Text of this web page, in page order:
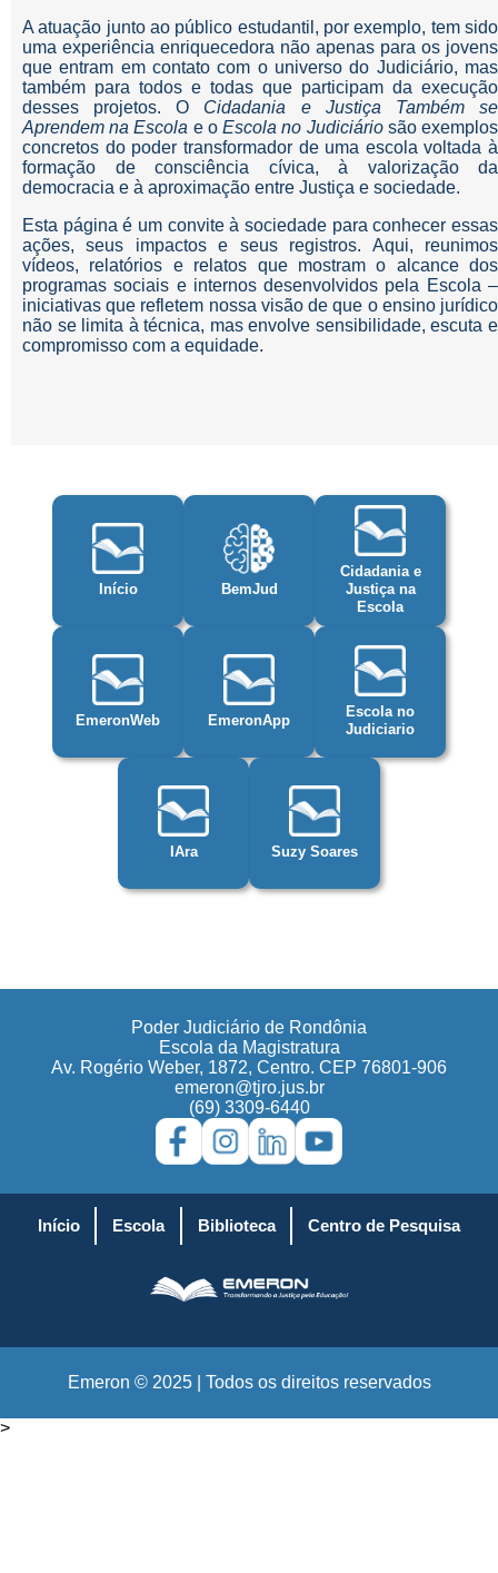
A atuação junto ao público estudantil, por exemplo, tem sido
uma experiência enriquecedora não apenas para os jovens
que entram em contato com o universo do Judiciário, mas
também para todos e todas que participam da execução
desses projetos. O Cidadania e Justiça Também se
Aprendem na Escola e oEscola no Judiciáriosão exemplos
concretos do poder transformador de uma escola voltada à
formação de consciência cívica, à valorização da
democracia e à aproximação entre Justiça e sociedade.
Esta página é um convite à sociedade para conhecer essas
ações, seus impactos e seus registros. Aqui, reunimos
vídeos, relatórios e relatos que mostram o alcance dos
programas sociais e internos desenvolvidos pela Escola –
iniciativas que refletem nossa visão de que o ensino jurídico
não se limita à técnica, mas envolve sensibilidade, escuta e
compromisso com a equidade.
Início BemJud
Cidadania e
Justiça na
Escola
EmeronWeb EmeronApp
Escola no
Judiciario
IAra Suzy Soares
Poder Judiciário de Rondônia
Escola da Magistratura
Av. Rogério Weber, 1872, Centro. CEP 76801-906
emeron@tjro.jus.br
(69) 3309-6440
Início Escola Biblioteca Centro de Pesquisa
Emeron © 2025 | Todos os direitos reservados
>